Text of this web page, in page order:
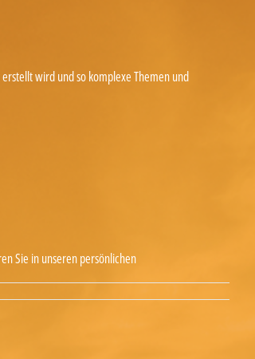
wird und so komplexe Themen und
Sie in unseren persönlichen